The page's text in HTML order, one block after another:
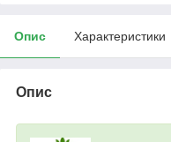
Опис Характеристики
Опис